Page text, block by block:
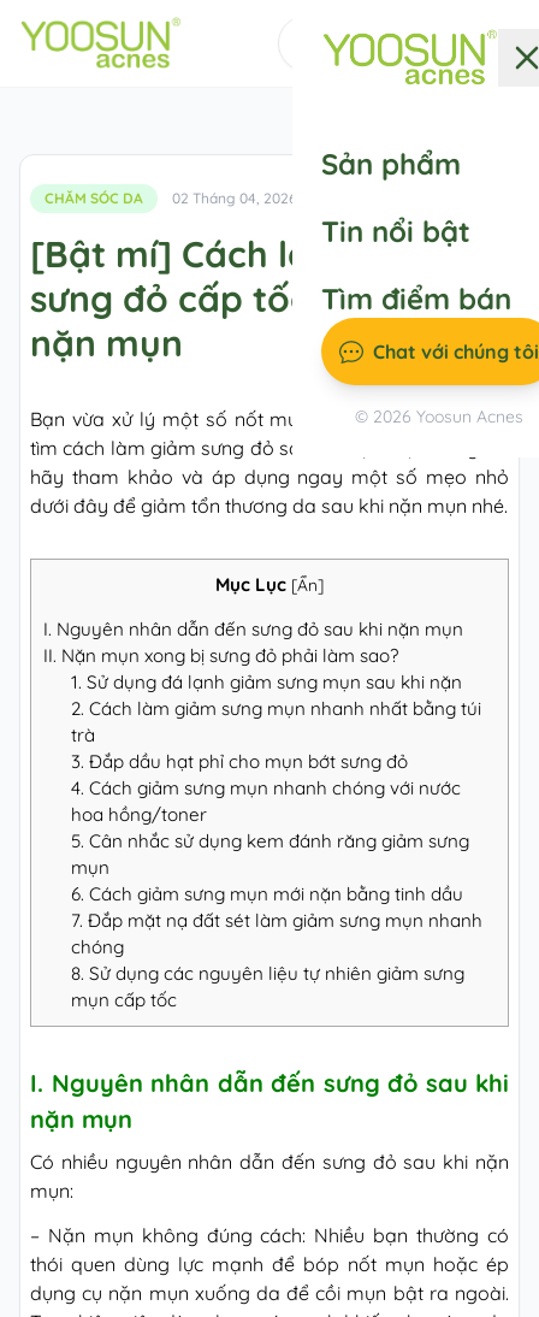
Messenger
Sản phẩm
Tin nổi bật
Tìm điểm bán
Chat với chúng tôi
© 2026 Yoosun Acnes
CHĂM SÓC DA 02 Tháng 04, 2026
[Bật mí] Cách làm mụn hết
sưng đỏ cấp tốc sau khi
nặn mụn
Bạn vừa xử lý một số nốt mụn trên da mặt và đang
tìm cách làm giảm sưng đỏ sau khi nặn mụn trứng cá,
hãy tham khảo và áp dụng ngay một số mẹo nhỏ
dưới đây để giảm tổn thương da sau khi nặn mụn nhé.
Mục Lục [Ẩn]
I. Nguyên nhân dẫn đến sưng đỏ sau khi nặn mụn
II. Nặn mụn xong bị sưng đỏ phải làm sao?
1. Sử dụng đá lạnh giảm sưng mụn sau khi nặn
2. Cách làm giảm sưng mụn nhanh nhất bằng túi
trà
3. Đắp dầu hạt phỉ cho mụn bớt sưng đỏ
4. Cách giảm sưng mụn nhanh chóng với nước
hoa hồng/toner
5. Cân nhắc sử dụng kem đánh răng giảm sưng
mụn
6. Cách giảm sưng mụn mới nặn bằng tinh dầu
7. Đắp mặt nạ đất sét làm giảm sưng mụn nhanh
chóng
8. Sử dụng các nguyên liệu tự nhiên giảm sưng
mụn cấp tốc
I. Nguyên nhân dẫn đến sưng đỏ sau khi
nặn mụn
Có nhiều nguyên nhân dẫn đến sưng đỏ sau khi nặn
mụn:
– Nặn mụn không đúng cách: Nhiều bạn thường có
thói quen dùng lực mạnh để bóp nốt mụn hoặc ép
dụng cụ nặn mụn xuống da để cồi mụn bật ra ngoài.